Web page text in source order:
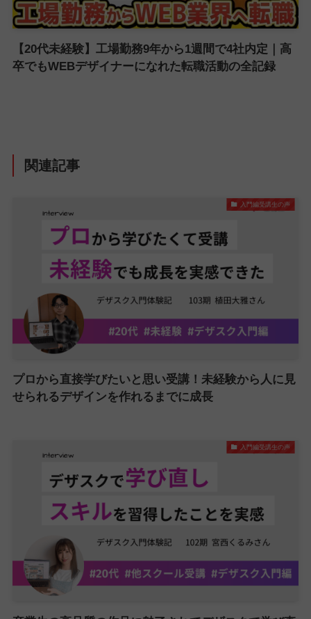
【20代未経験】工場勤務9年から1週間で4社内定｜高
卒でもWEBデザイナーになれた転職活動の全記録
関連記事
入門編受講生の声
プロから直接学びたいと思い受講！未経験から人に見
せられるデザインを作れるまでに成長
入門編受講生の声